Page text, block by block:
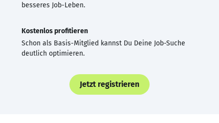
besseres Job-Leben.
Kostenlos profitieren
Schon als Basis-Mitglied kannst Du Deine Job-Suche
deutlich optimieren.
Jetzt registrieren